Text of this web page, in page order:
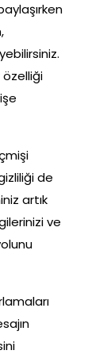
de
artık
ve